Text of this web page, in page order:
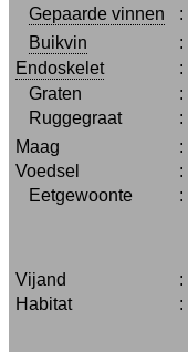
Gepaarde vinnen
:
Buikvin :
Endoskelet
:
Graten
:
Ruggegraat
:
Maag :
Voedsel
:
Eetgewoonte
:
Vijand
:
Habitat
: